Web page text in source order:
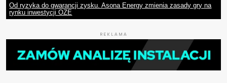
Od ryzyka do gwarancji zysku. Asona Energy zmienia zasady gry na
rynku inwestycji OZE
REKLAMA